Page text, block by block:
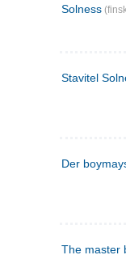
Solness
Stavitel
Der
The master